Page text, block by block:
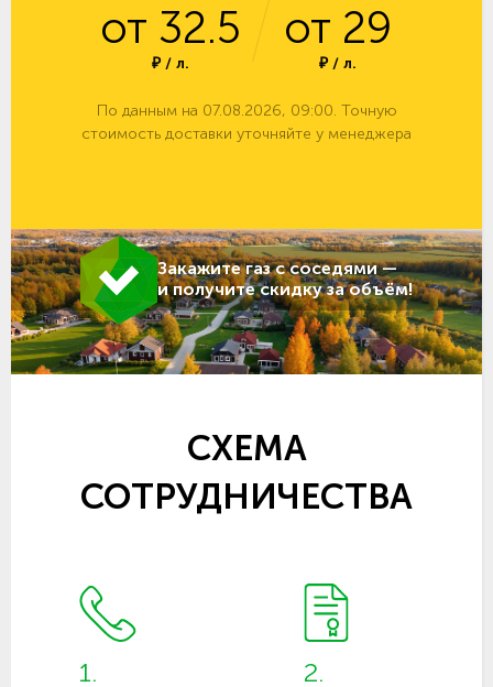
от 32.5
₽ / л.
от 29
₽ / л.
По данным на 07.08.2026, 09:00. Точную
стоимость доставки уточняйте у менеджера
Закажите газ с соседями —
и получите скидку за объём!
СХЕМА
СОТРУДНИЧЕСТВА
1. 2.